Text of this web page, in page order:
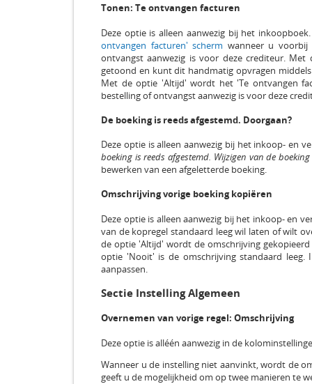
Tonen: Te ontvangen facturen
Deze optie is alleen aanwezig bij het
ontvangen facturen' scherm wanneer u
ontvangst aanwezig is voor deze crediteur.
getoond en kunt dit handmatig opvragen
Met de optie 'Altijd' wordt het 'Te ontvangen
bestelling of ontvangst aanwezig is voor deze
De boeking is reeds afgestemd. Doorgaan?
Deze optie is alleen aanwezig bij het inkoop- en
boeking is reeds afgestemd. Wijzigen van de
bewerken van een afgeletterde boeking.
Omschrijving vorige boeking kopiëren
Deze optie is alleen aanwezig bij het inkoop- en
van de kopregel standaard leeg wil laten of wilt
de optie 'Altijd' wordt de omschrijving
optie 'Nooit' is de omschrijving standaard
aanpassen.
Sectie Instelling Algemeen
Overnemen van vorige regel: Omschrijving
Deze optie is alléén aanwezig in de
Wanneer u de instelling niet aanvinkt, wordt de
geeft u de mogelijkheid om op twee manieren te